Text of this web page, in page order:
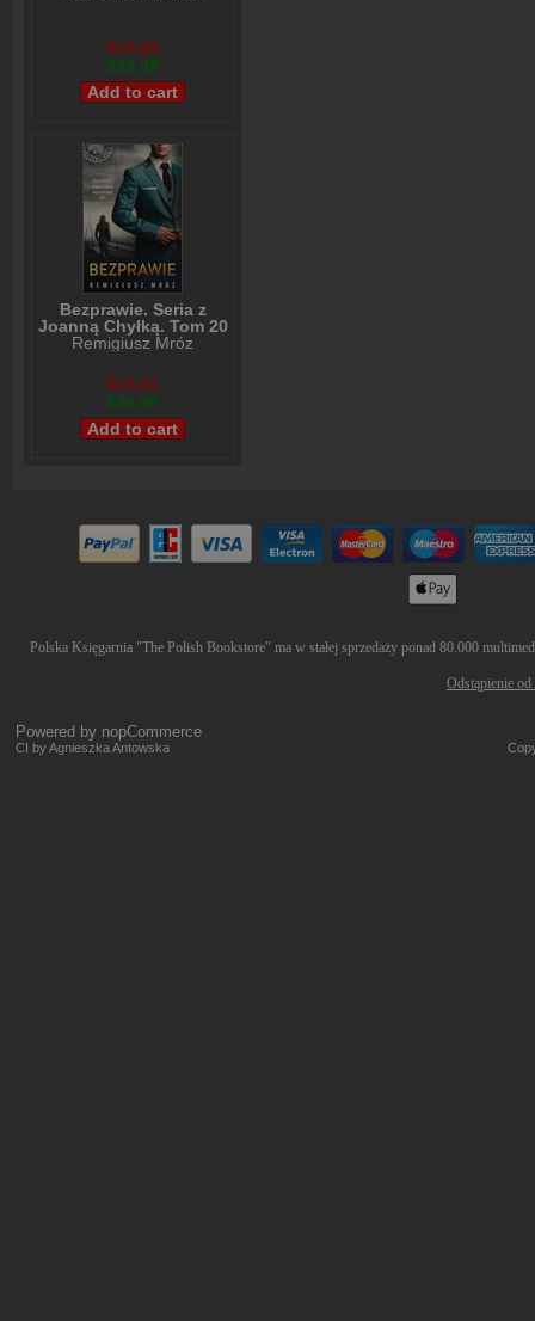
$29,98
$23,98
Bezprawie. Seria z
Joanną Chyłką. Tom 20
Remigiusz Mróz
$28,98
$26,98
Polska Księgarnia "The Polish Bookstore" ma w stałej sprzedaży ponad 80.000
Odstąpienie
Powered by nopCommerce
CI by Agnieszka Antowska